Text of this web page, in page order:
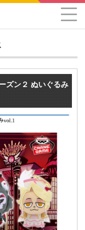
ズン２ ぬいぐるみ